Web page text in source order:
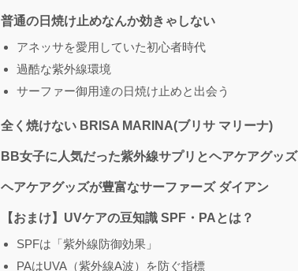
普通の日焼け止めなんか効きゃしない
アネッサを愛用していた初心者時代
過酷な紫外線環境
サーファー御用達の日焼け止めと出会う
全く焼けない BRISA MARINA(ブリサ マリーナ)
BB女子に人気だった紫外線サプリとヘアケアグッズ
ヘアケアグッズが豊富なサーファーズ ダイアン
【おまけ】UVケアの豆知識 SPF・PAとは？
SPFは「紫外線防御効果」
PAはUVA（紫外線A波）を防ぐ指標